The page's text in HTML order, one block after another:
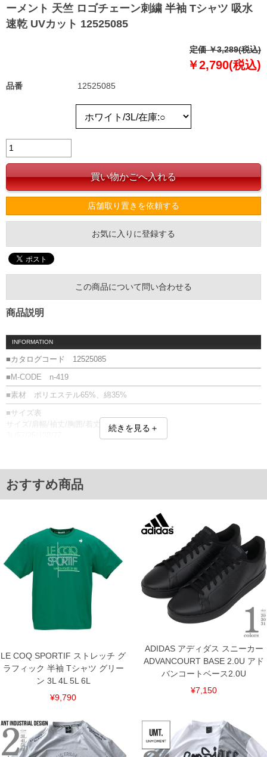
ーメント 天竺 ロゴチェーン刺繍 半袖 Tシャツ 吸水
速乾 UVカット 12525085
定価 ￥3,289(税込)
￥2,790(税込)
品番 12525085
店舗取り置きを依頼する
お気に入りに登録する
この商品について問い合わせる
商品説明
INFORMATION
■カタログコード 12525085
■M-CODE n-419
■素材 ポリエステル65%、綿35%
■サイズ表
サイズ/肩幅/袖丈/胸囲/着丈
6L/63/28/146/83
単位はcm
下着(肌着)やワイシャツは商品の性質上、返品交換不可とさせて頂いております。予め
ご了承くださいませ。
※【ボトムの裾上げをご希望の場合】
裾上げ料金は500円+税となります。
備考欄に股下●cmとご記入下さい。（裾上げ無料対象商品は1本につき税込6,000円以
上の品が対象。1本5,999円以下の商品は有料（500円+税）となります。）
出荷まで約1週間～20日間程お時間を頂く場合がございます。
尚、裾上げした商品は返品・交換不可となりますので、予めご了承下さい。
一部、お直しに対応出来ない商品がございます。(例：裾にファスナーや調節ひもが付
※商品によって若干のサイズの誤差がございます。また、お客様がご使用の環境（コ
ンピュータ画面）によって、商品の色味が若干異なる場合がございます。予めご了承
※当店での掲載商品は、実店鋪と在庫を共用しておりますので店頭での売り違い、店
舗からのお取り寄せ等により、お客様にご迷惑をお掛けしてしまう場合がございま
す。そのようなことがない様最大限に努めておりますが、もしあった場合速やかにご
連絡させて頂きますので予めご了承ください。
続きを見る＋
おすすめ商品
LE COQ SPORTIF ストレッチ グ
ラフィック 半袖 Tシャツ グリー
ン 3L 4L 5L 6L
¥9,790
ADIDAS アディダス スニーカー
ADVANCOURT BASE 2.0U アド
バンコートベース2.0U
¥7,150